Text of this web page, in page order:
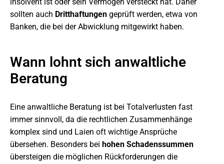
sollten auch Dritthaftungen geprüft werden, etwa von
Banken, die bei der Abwicklung mitgewirkt haben.
Wann lohnt sich anwaltliche
Beratung
Eine anwaltliche Beratung ist bei Totalverlusten fast
immer sinnvoll, da die rechtlichen Zusammenhänge
komplex sind und Laien oft wichtige Ansprüche
übersehen. Besonders bei hohen Schadenssummen
übersteigen die möglichen Rückforderungen die